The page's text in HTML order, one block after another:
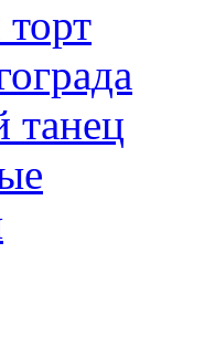
танец